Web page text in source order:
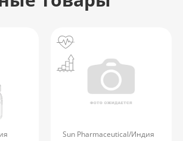
Sun Pharmaceutical/Индия